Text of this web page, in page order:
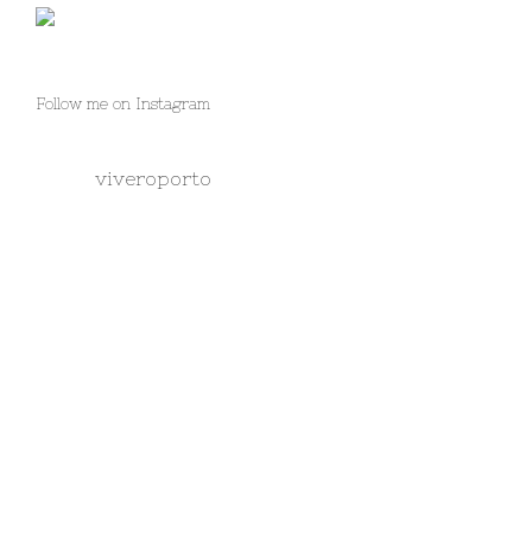
Follow me on Instagram
viveroporto